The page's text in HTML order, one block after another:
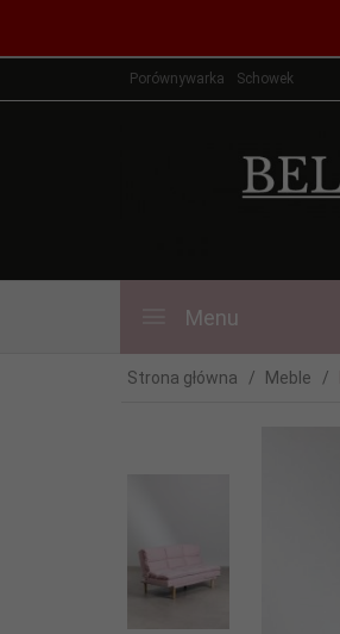
Porównywarka Schowek
Menu
Strona główna Meble